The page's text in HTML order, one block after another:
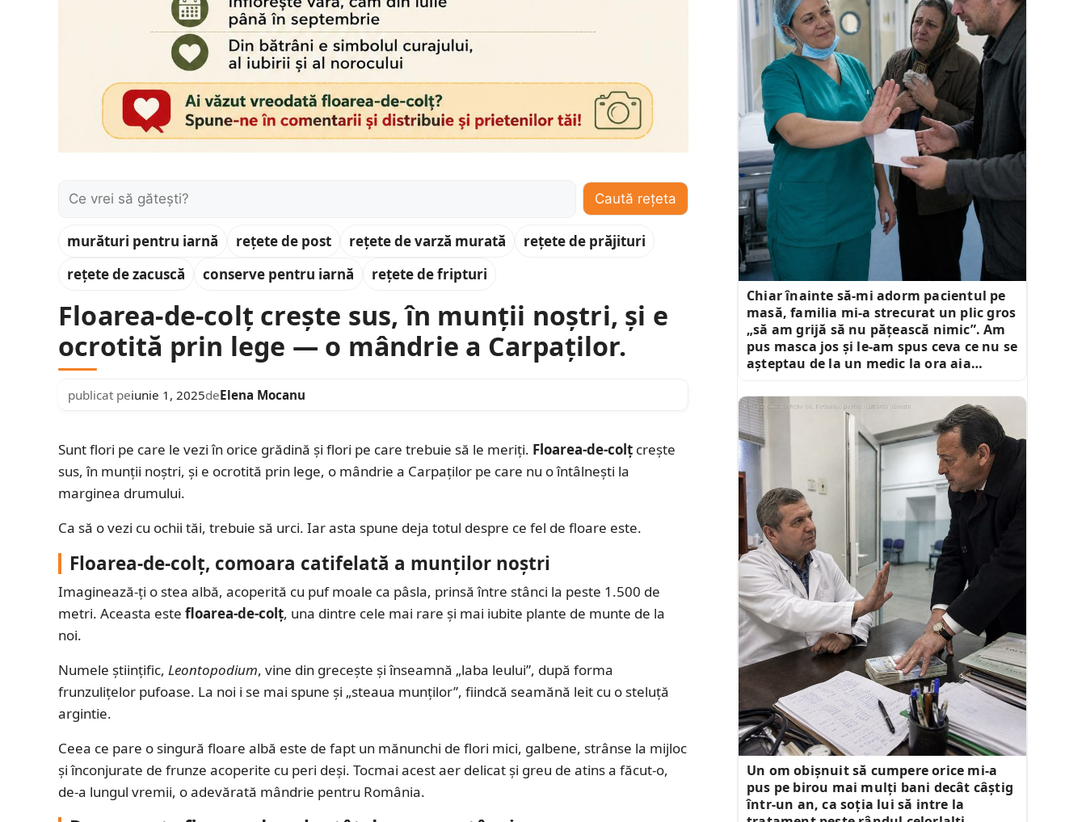
Caută: Caută rețeta
murături pentru iarnă rețete de post rețete de varză murată
rețete de prăjituri
rețete de zacuscă
conserve pentru iarnă rețete de fripturi
Floarea-de-colț crește sus, în munții noștri, și e
ocrotită prin lege — o mândrie a Carpaților.
publicat peiunie 1, 2025deElena Mocanu
Sunt flori pe care le vezi în orice grădină și flori pe care trebuie să le meriți. Floarea-de-colț crește
sus, în munții noștri, și e ocrotită prin lege, o mândrie a Carpaților pe care nu o întâlnești la
marginea drumului.
Ca să o vezi cu ochii tăi, trebuie să urci. Iar asta spune deja totul despre ce fel de floare este.
Floarea-de-colț, comoara catifelată a munților noștri
Imaginează-ți o stea albă, acoperită cu puf moale ca pâsla, prinsă între stânci la peste 1.500 de
metri. Aceasta este floarea-de-colț, una dintre cele mai rare și mai iubite plante de munte de la
noi.
Numele științific, Leontopodium, vine din grecește și înseamnă „laba leului”, după forma
frunzulițelor pufoase. La noi i se mai spune și „steaua munților”, fiindcă seamănă leit cu o steluță
argintie.
Ceea ce pare o singură floare albă este de fapt un mănunchi de flori mici, galbene, strânse la mijloc
și înconjurate de frunze acoperite cu peri deși. Tocmai acest aer delicat și greu de atins a făcut-o,
de-a lungul vremii, o adevărată mândrie pentru România.
Chiar înainte să-mi adorm pacientul pe
masă, familia mi-a strecurat un plic gros
„să am grijă să nu pățească nimic”. Am
pus masca jos și le-am spus ceva ce nu se
așteptau de la un medic la ora aia…
Un om obișnuit să cumpere orice mi-a
pus pe birou mai mulți bani decât câștig
într-un an, ca soția lui să intre la